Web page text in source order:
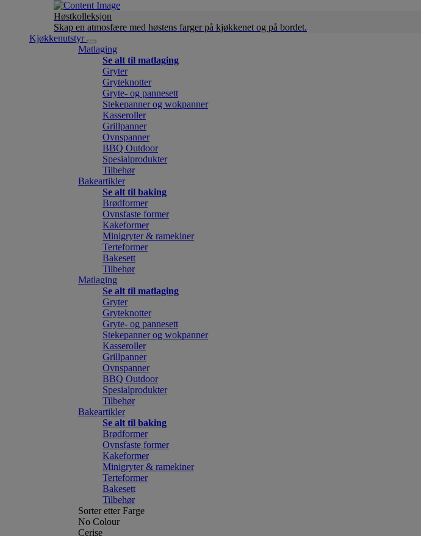
Høstkolleksjon
Skap en atmosfære med høstens farger på kjøkkenet og på bordet.
Kjøkkenutstyr
Matlaging
Se alt til matlaging
Gryter
Gryteknotter
Gryte- og pannesett
Stekepanner og wokpanner
Kasseroller
Grillpanner
Ovnspanner
BBQ Outdoor
Spesialprodukter
Tilbehør
Bakeartikler
Se alt til baking
Brødformer
Ovnsfaste former
Kakeformer
Minigryter & ramekiner
Terteformer
Bakesett
Tilbehør
Matlaging
Se alt til matlaging
Gryter
Gryteknotter
Gryte- og pannesett
Stekepanner og wokpanner
Kasseroller
Grillpanner
Ovnspanner
BBQ Outdoor
Spesialprodukter
Tilbehør
Bakeartikler
Se alt til baking
Brødformer
Ovnsfaste former
Kakeformer
Minigryter & ramekiner
Terteformer
Bakesett
Tilbehør
Sorter etter Farge
No Colour
Cerise